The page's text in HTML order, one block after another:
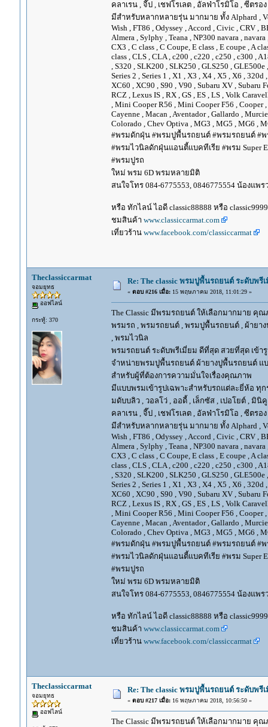
คลาเรน , จี๊ป , เชฟโรเลต , อัลฟ่าโรมิโอ , ซีตร
มีสำหรับหลากหลายรุ่น มากมาย ทั้ง Alphard ,
Wish , FT86 , Odyssey , Accord , Civic , CRV ,
Almera , Sylphy , Teana , NP300 navara ,
CX3 , C class , C Coupe, E class , E coupe , A
class , CLS , CLA , c200 , c220 , c250 , c300 ,
, S320 , SLK200 , SLK250 , GLS250 , GLE500e
Series 2 , Series 1 , X1 , X3 , X4 , X5 , X6 ,
XC60 , XC90 , S90 , V90 , Subaru XV , Subaru
RCZ , Lexus IS , RX , GS , ES , LS , Volk
, Mini Cooper R56 , Mini Cooper F56 , Cooper
Cayenne , Macan , Aventador , Gallardo ,
Colorado , Chev Optiva , MG3 , MG5 , MG6 ,
#พรมดักฝุ่น #พรมปูพื้นรถยนต์ #พรมรถยนต์ #พ
#พรมไวนิลดักฝุ่นแอนตี้แบคทีเรีย #พรม Super
#พรมปูรถ
ใหม่ พรม 6D พรมหลายมิติ
สนใจโทร 084-6775553, 0846775554 น้องแพร
หรือ ทักไลน์ ไอดี classic88888 หรือ
ชมสินค้า www.classiccarmat.com
เที่ยวร้าน www.facebook.com/classiccarmat
Theclassiccarmat
จอมยุทธ
ออฟไลน์
กระทู้: 370
Re: The classic พรมปูพื้นรถยนต์ ระดับพรี
« ตอบ #216 เมื่อ:15 พฤษภาคม 2018, 11:01:29 »
The Classic มีพรมรถยนต์ ให้เลือกมากมาย คุ
พรมรถ , พรมรถยนต์ , พรมปูพื้นรถยนต์ , ผ้ายา
, พรมไวนิล
พรมรถยนต์ ระดับพรีเมี่ยม ดีที่สุด สวยที่สุด เข้ารู
จำหน่ายพรมปูพื้นรถยนต์ ผ้ายางปูพื้นรถยนต์ แบบ
สำหรับผู้ที่ต้องการความมั่นใจเรื่องคุณภาพ
มีแบบพรมเข้ารูปเฉพาะสำหรับรถแต่ละยี่ห้อ ทุก
มดับบลิว , วอลโว่ , ออดี้ , เล็กซัส , เปอโยต์ , มินิ
คลาเรน , จี๊ป , เชฟโรเลต , อัลฟ่าโรมิโอ , ซีตร
มีสำหรับหลากหลายรุ่น มากมาย ทั้ง Alphard ,
Wish , FT86 , Odyssey , Accord , Civic , CRV ,
Almera , Sylphy , Teana , NP300 navara ,
CX3 , C class , C Coupe, E class , E coupe , A
class , CLS , CLA , c200 , c220 , c250 , c300 ,
, S320 , SLK200 , SLK250 , GLS250 , GLE500e
Series 2 , Series 1 , X1 , X3 , X4 , X5 , X6 ,
XC60 , XC90 , S90 , V90 , Subaru XV , Subaru
RCZ , Lexus IS , RX , GS , ES , LS , Volk
, Mini Cooper R56 , Mini Cooper F56 , Cooper
Cayenne , Macan , Aventador , Gallardo ,
Colorado , Chev Optiva , MG3 , MG5 , MG6 ,
#พรมดักฝุ่น #พรมปูพื้นรถยนต์ #พรมรถยนต์ #พ
#พรมไวนิลดักฝุ่นแอนตี้แบคทีเรีย #พรม Super
#พรมปูรถ
ใหม่ พรม 6D พรมหลายมิติ
สนใจโทร 084-6775553, 0846775554 น้องแพ
หรือ ทักไลน์ ไอดี classic88888 หรือ
ชมสินค้า www.classiccarmat.com
เที่ยวร้าน www.facebook.com/classiccarmat
Theclassiccarmat
จอมยุทธ
ออฟไลน์
Re: The classic พรมปูพื้นรถยนต์ ระดับพรี
« ตอบ #217 เมื่อ:16 พฤษภาคม 2018, 10:56:50 »
The Classic มีพรมรถยนต์ ให้เลือกมากมาย คุ